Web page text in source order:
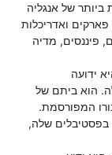
ביותר של אנגליה
פארקים ואדריכלות
פיננסים, מדיה
ידועה
הוא ביתם של
המפורסמת.
בפסטיבלים שלה,